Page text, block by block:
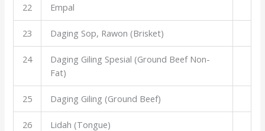
22 Empal
23 Daging Sop, Rawon (Brisket)
24
Daging Giling Spesial (Ground Beef Non-
Fat)
25 Daging Giling (Ground Beef)
26 Lidah (Tongue)